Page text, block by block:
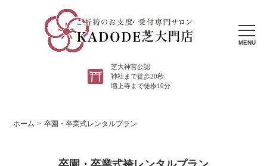
MENU
芝大神宮公認
神社まで徒歩20秒
増上寺まで徒歩10分
ホーム 卒園・卒業式レンタルプラン